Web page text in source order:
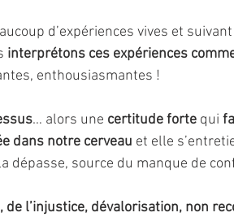
d’expériences vives et
interprétons ces expériences
enthousiasmantes !
… alors une certitude forte qui
dans notre cerveau et elle
dépasse, source du manque de
de l’injustice, dévalorisation, non